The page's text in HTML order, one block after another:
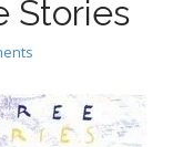
Stories